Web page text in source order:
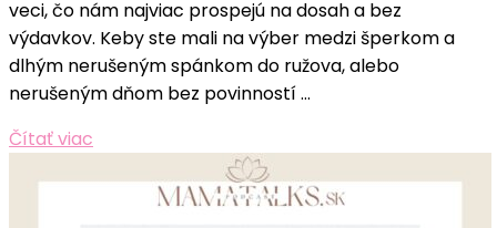
veci, čo nám najviac prospejú na dosah a bez
výdavkov. Keby ste mali na výber medzi šperkom a
dlhým nerušeným spánkom do ružova, alebo
nerušeným dňom bez povinností …
Čítať viac